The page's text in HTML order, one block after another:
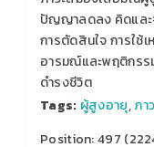
ปัญญาลดลง คิดและ
การตัดสินใจ การใช้
อารมณ์และพฤติกรร
ดำรงชีวิต
Tags: ผู้สูงอายุ,ภา
Position:497 (